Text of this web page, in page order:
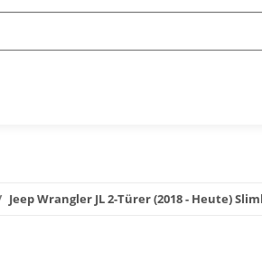
Jeep Wrangler JL 2-Türer (2018 - Heute)